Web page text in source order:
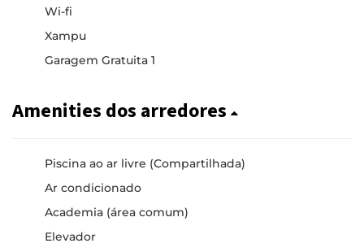
Wi-fi
Xampu
Garagem Gratuita 1
Amenities dos arredores
Piscina ao ar livre (Compartilhada)
Ar condicionado
Academia (área comum)
Elevador